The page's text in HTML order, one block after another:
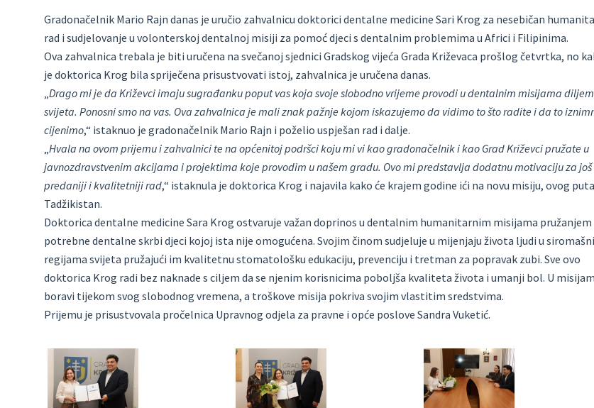
Gradonačelnik Mario Rajn danas je uručio zahvalnicu doktorici dentalne medicine Sari Krog za nesebičan
rad i sudjelovanje u volonterskoj dentalnoj misiji za pomoć djeci s dentalnim problemima u Africi i Filipinima.
Ova zahvalnica trebala je biti uručena na svečanoj sjednici Gradskog vijeća Grada Križevaca prošlog četvrtka, no
je doktorica Krog bila spriječena prisustvovati istoj, zahvalnica je uručena danas.
„Drago mi je da Križevci imaju sugrađanku poput vas koja svoje slobodno vrijeme provodi u dentalnim misijama diljem
svijeta. Ponosni smo na vas. Ova zahvalnica je mali znak pažnje kojom iskazujemo da vidimo to što radite i da to
cijenimo,“ istaknuo je gradonačelnik Mario Rajn i poželio uspješan rad i dalje.
„Hvala na ovom prijemu i zahvalnici te na općenitoj podršci koju mi vi kao gradonačelnik i kao Grad Križevci pružate u
javnozdravstvenim akcijama i projektima koje provodim u našem gradu. Ovo mi predstavlja dodatnu motivaciju za još
predaniji i kvalitetniji rad,“ istaknula je doktorica Krog i najavila kako će krajem godine ići na novu misiju, ovog
Tadžikistan.
Doktorica dentalne medicine Sara Krog ostvaruje važan doprinos u dentalnim humanitarnim misijama pružanjem
potrebne dentalne skrbi djeci kojoj ista nije omogućena. Svojim činom sudjeluje u mijenjaju života ljudi u
regijama svijeta pružajući im kvalitetnu stomatološku edukaciju, prevenciju i tretman za popravak zubi. Sve ovo
doktorica Krog radi bez naknade s ciljem da se njenim korisnicima poboljša kvaliteta života i umanji bol. U
boravi tijekom svog slobodnog vremena, a troškove misija pokriva svojim vlastitim sredstvima.
Prijemu je prisustvovala pročelnica Upravnog odjela za pravne i opće poslove Sandra Vuketić.